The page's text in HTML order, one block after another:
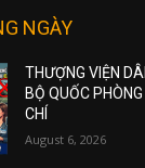
NGÀY
THƯỢNG VIỆN
BỘ QUỐC
CHÍ
August 6, 2026